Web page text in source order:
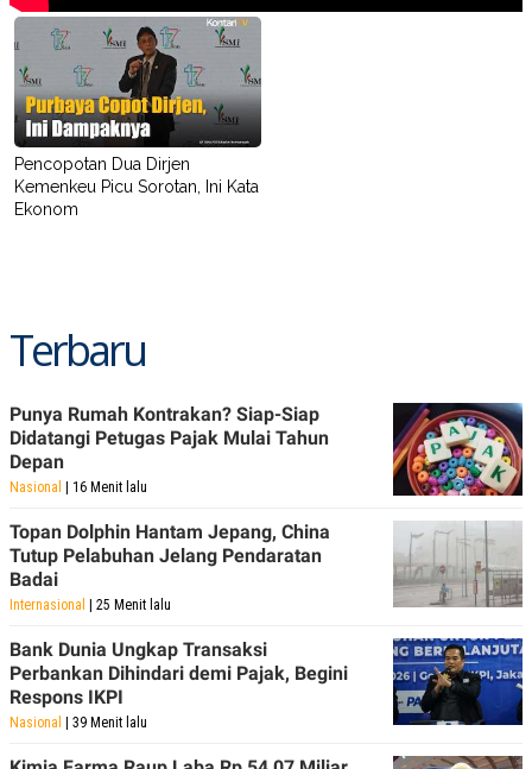
Pencopotan Dua Dirjen
Kemenkeu Picu Sorotan, Ini Kata
Ekonom
Terbaru
Punya Rumah Kontrakan? Siap-Siap
Didatangi Petugas Pajak Mulai Tahun
Depan
Nasional | 16 Menit lalu
Topan Dolphin Hantam Jepang, China
Tutup Pelabuhan Jelang Pendaratan
Badai
Internasional | 25 Menit lalu
Bank Dunia Ungkap Transaksi
Perbankan Dihindari demi Pajak, Begini
Respons IKPI
Nasional | 39 Menit lalu